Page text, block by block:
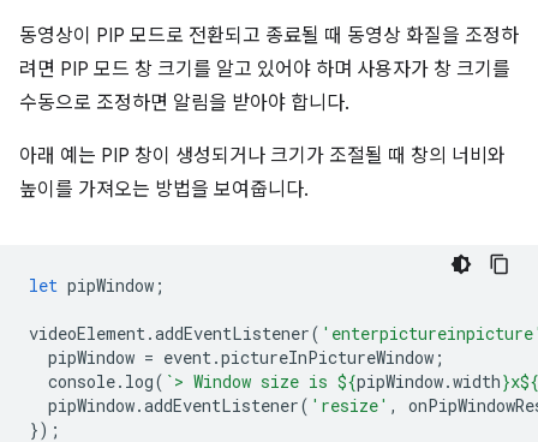
동영상이 PIP 모드로 전환되고 종료될 때 동영상 화질을 조정하
려면 PIP 모드 창 크기를 알고 있어야 하며 사용자가 창 크기를
수동으로 조정하면 알림을 받아야 합니다.
아래 예는 PIP 창이 생성되거나 크기가 조절될 때 창의 너비와
높이를 가져오는 방법을 보여줍니다.
let pipWindow ;
videoElement.addEventListener(
pipWindow = event.pictureInPictureWindow ;
console. log( `> Window size is ${pipWindow.width}x${
pipWindow.addEventListener( 'resize' ,
});